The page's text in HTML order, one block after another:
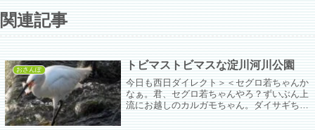
関連記事
おさんぽ トビマストビマスな淀川河川公園
今日も西日ダイレクト＞＜セグロ若ちゃんか
なぁ。君、セグロ若ちゃんやろ？ずいぶん上
流にお越しのカルガモちゃん。ダイサギちゃ